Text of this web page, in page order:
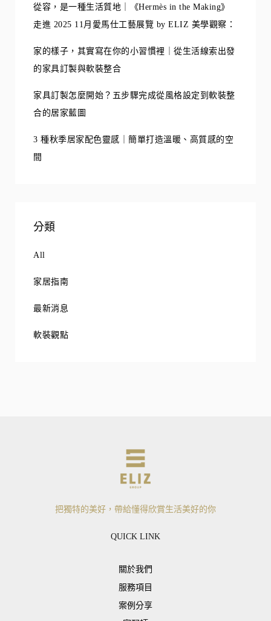
從容，是一種生活質地｜《Hermès in the Making》
走進 2025 11月愛馬仕工藝展覽 by ELIZ 美學觀察：
家的樣子，其實寫在你的小習慣裡｜從生活線索出發
的家具訂製與軟裝整合
家具訂製怎麼開始？五步驟完成從風格設定到軟裝整
合的居家藍圖
3 種秋季居家配色靈感｜簡單打造溫暖、高質感的空
間
分類
All
家居指南
最新消息
軟裝觀點
把獨特的美好，帶給懂得欣賞生活美好的你
QUICK LINK
關於我們
服務項目
案例分享